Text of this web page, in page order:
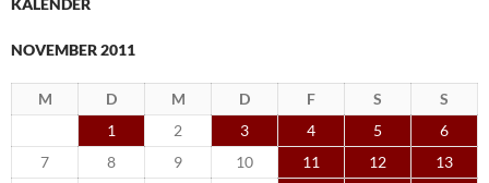
KALENDER
NOVEMBER 2011
M D M D F S
S
1
2 3 4 5
6
7
8 9 10 11 12
13